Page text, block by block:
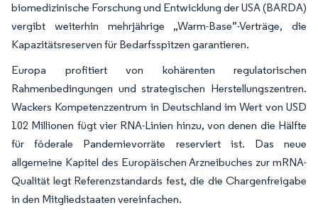
biomedizinische Forschung und Entwicklung der USA (BARDA)
vergibt weiterhin mehrjährige „Warm-Base”-Verträge, die
Kapazitätsreserven für Bedarfsspitzen garantieren.
Europa profitiert von kohärenten regulatorischen
Rahmenbedingungen und strategischen Herstellungszentren.
Wackers Kompetenzzentrum in Deutschland im Wert von USD
102 Millionen fügt vier RNA-Linien hinzu, von denen die Hälfte
für föderale Pandemievorräte reserviert ist. Das neue
allgemeine Kapitel des Europäischen Arzneibuches zur mRNA-
Qualität legt Referenzstandards fest, die die Chargenfreigabe
in den Mitgliedstaaten vereinfachen.